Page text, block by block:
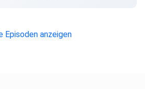
Episoden anzeigen